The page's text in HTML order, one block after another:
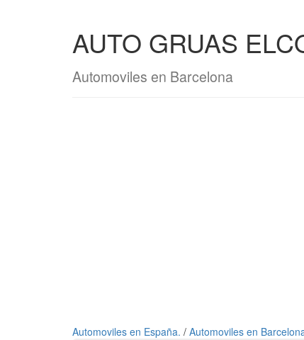
AUTO GRUAS
Automoviles en Barcelona
Automoviles en España. / Automoviles en